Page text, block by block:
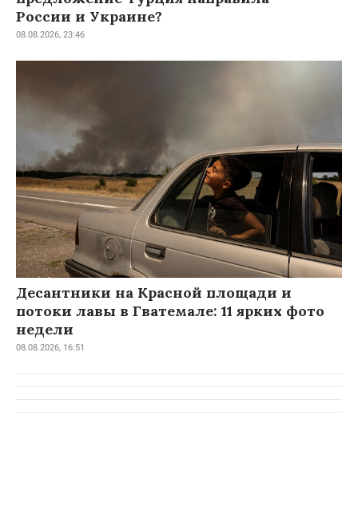
России и Украине?
08.08.2026, 23:46
Десантники на Красной площади и
потоки лавы в Гватемале: 11 ярких фото
недели
08.08.2026, 16:51